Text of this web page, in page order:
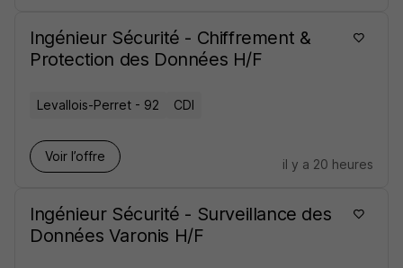
Ingénieur Sécurité - Chiffrement &
Protection des Données H/F
Levallois-Perret - 92 CDI
Voir l’offre
il y a 20 heures
Ingénieur Sécurité - Surveillance des
Données Varonis H/F